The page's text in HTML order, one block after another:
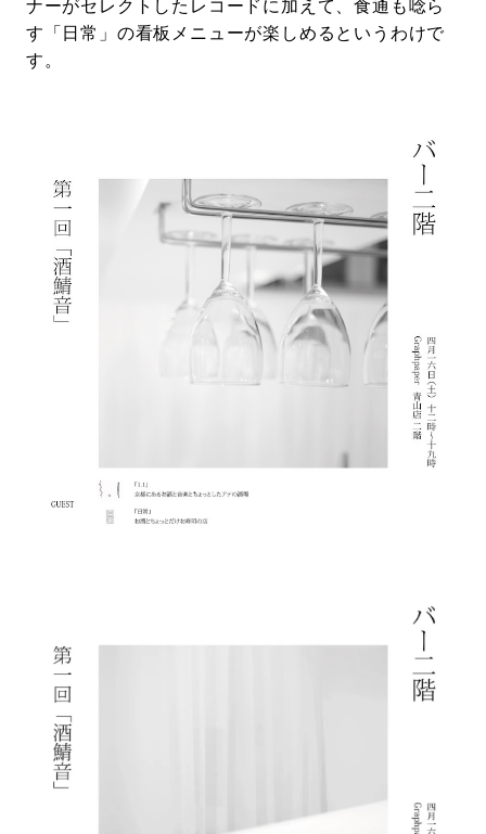
ナーがセレクトしたレコードに加えて、食通も唸ら
す「日常」の看板メニューが楽しめるというわけで
す。